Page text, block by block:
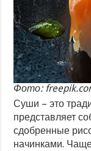
Фото:
Суши – это
представляет
сдобренные
начинками.